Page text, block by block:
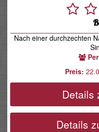
Nach einer durchzechten
Preis:
Details
Details